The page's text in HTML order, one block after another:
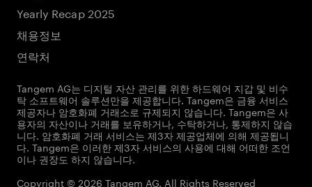
Yearly Recap 2025
채용정보
연락처
Tangem AG는 디지털 자산 관리를 위한 하드웨어 지갑 및 비수
탁 소프트웨어 솔루션만을 제공합니다. Tangem은 금융 서비스
제공자나 암호화폐 거래소로 규제되지 않습니다. Tangem은 사
용자의 자산이나 거래를 보유하거나, 수탁하거나, 통제하지 않습
니다. 암호화폐 거래 서비스는 제3자 제공업체에 의해 제공됩니
다. Tangem은 이러한 제3자 서비스의 사용에 대해 어떠한 조언
이나 권장도 하지 않습니다.